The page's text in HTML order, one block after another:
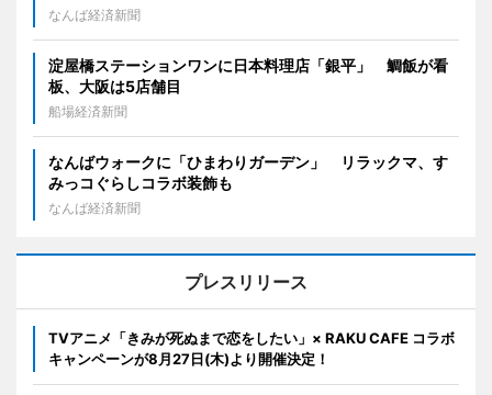
なんば経済新聞
淀屋橋ステーションワンに日本料理店「銀平」 鯛飯が看
板、大阪は5店舗目
船場経済新聞
なんばウォークに「ひまわりガーデン」 リラックマ、す
みっコぐらしコラボ装飾も
なんば経済新聞
プレスリリース
TVアニメ「きみが死ぬまで恋をしたい」× RAKU CAFE コラボ
キャンペーンが8月27日(木)より開催決定！